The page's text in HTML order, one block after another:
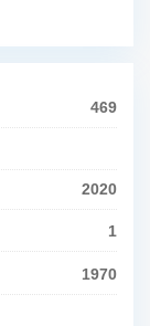
469
2020
1
1970